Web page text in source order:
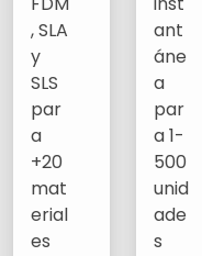
, SLA
y
SLS
par
a
+20
mat
erial
es
ant
áne
a
par
a 1-
500
unid
ade
s